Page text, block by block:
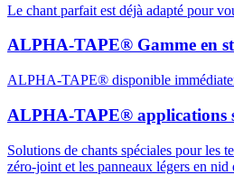
Le chant parfait est déjà adapté pour
ALPHA-TAPE® Gamme en
ALPHA-TAPE® disponible
ALPHA-TAPE® applications
Solutions de chants spéciales pour les
zéro-joint et les panneaux légers en nid